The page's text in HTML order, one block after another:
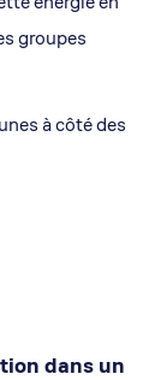
groupes
à côté des
dans un